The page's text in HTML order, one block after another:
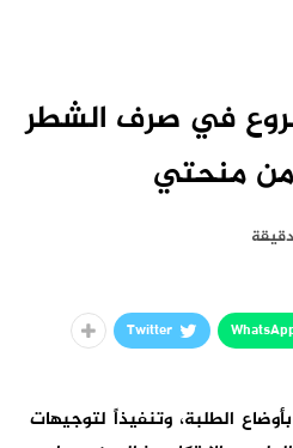
في صرف الشطر
من منحتي
Twitter
الطلبة، وتنفيذاً لتوجيهات